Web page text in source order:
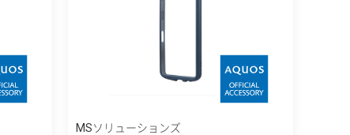
MSソリューションズ